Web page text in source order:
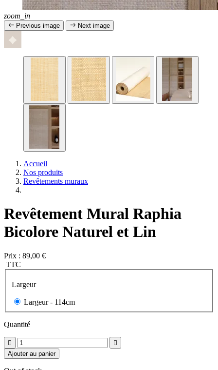
zoom_in
Previous image Next image
Accueil
Nos produits
Revêtements muraux
Revêtement Mural Raphia
Bicolore Naturel et Lin
Prix : 89,00 €
TTC
Largeur
Largeur - 114cm
Quantité


Ajouter au panier